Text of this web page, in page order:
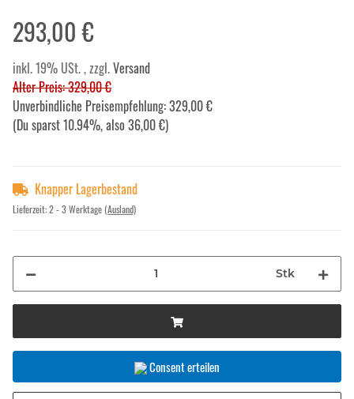
293,00 €
inkl. 19% USt. , zzgl.Versand
Alter Preis: 329,00 €
Unverbindliche Preisempfehlung:329,00 €
(Du sparst10.94%, also 36,00 €)
Knapper Lagerbestand
Lieferzeit:2 - 3 Werktage (Ausland)
Stk
Consent erteilen